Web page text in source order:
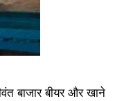
बाजार बीयर और खाने